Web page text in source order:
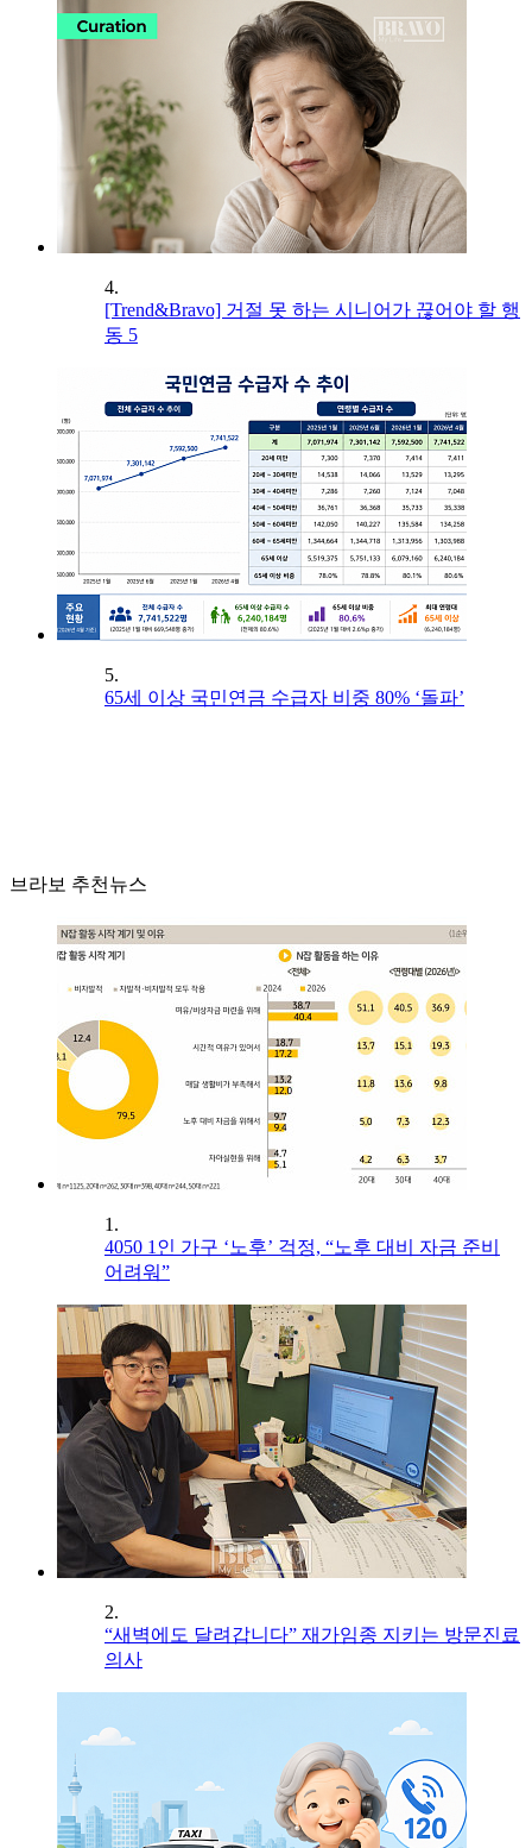
4.
[Trend&Bravo] 거절 못 하는 시니어가 끊어야 할 행
동 5
5.
65세 이상 국민연금 수급자 비중 80% ‘돌파’
브라보 추천뉴스
1.
4050 1인 가구 ‘노후’ 걱정, “노후 대비 자금 준비
어려워”
2.
“새벽에도 달려갑니다” 재가임종 지키는 방문진료
의사